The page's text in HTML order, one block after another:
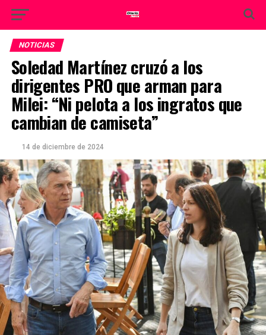
NOTICIAS
Soledad Martínez cruzó a los
dirigentes PRO que arman para
Milei: “Ni pelota a los ingratos que
cambian de camiseta”
14 de diciembre de 2024